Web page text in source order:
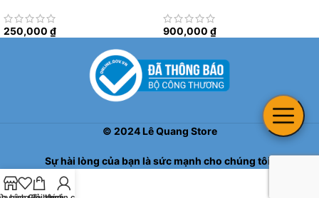
250,000 ₫ 900,000 ₫
© 2024Lê Quang Store
Sự hài lòng của bạn là sức mạnh cho chúng tôi!